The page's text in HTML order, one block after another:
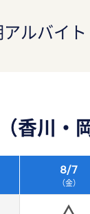
ルバイ
香川・
8/7
（金）